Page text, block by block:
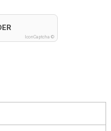
IconCaptcha ©